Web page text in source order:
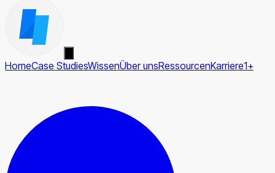
HomeCase StudiesWissenÜber unsRessourcenKarriere1+